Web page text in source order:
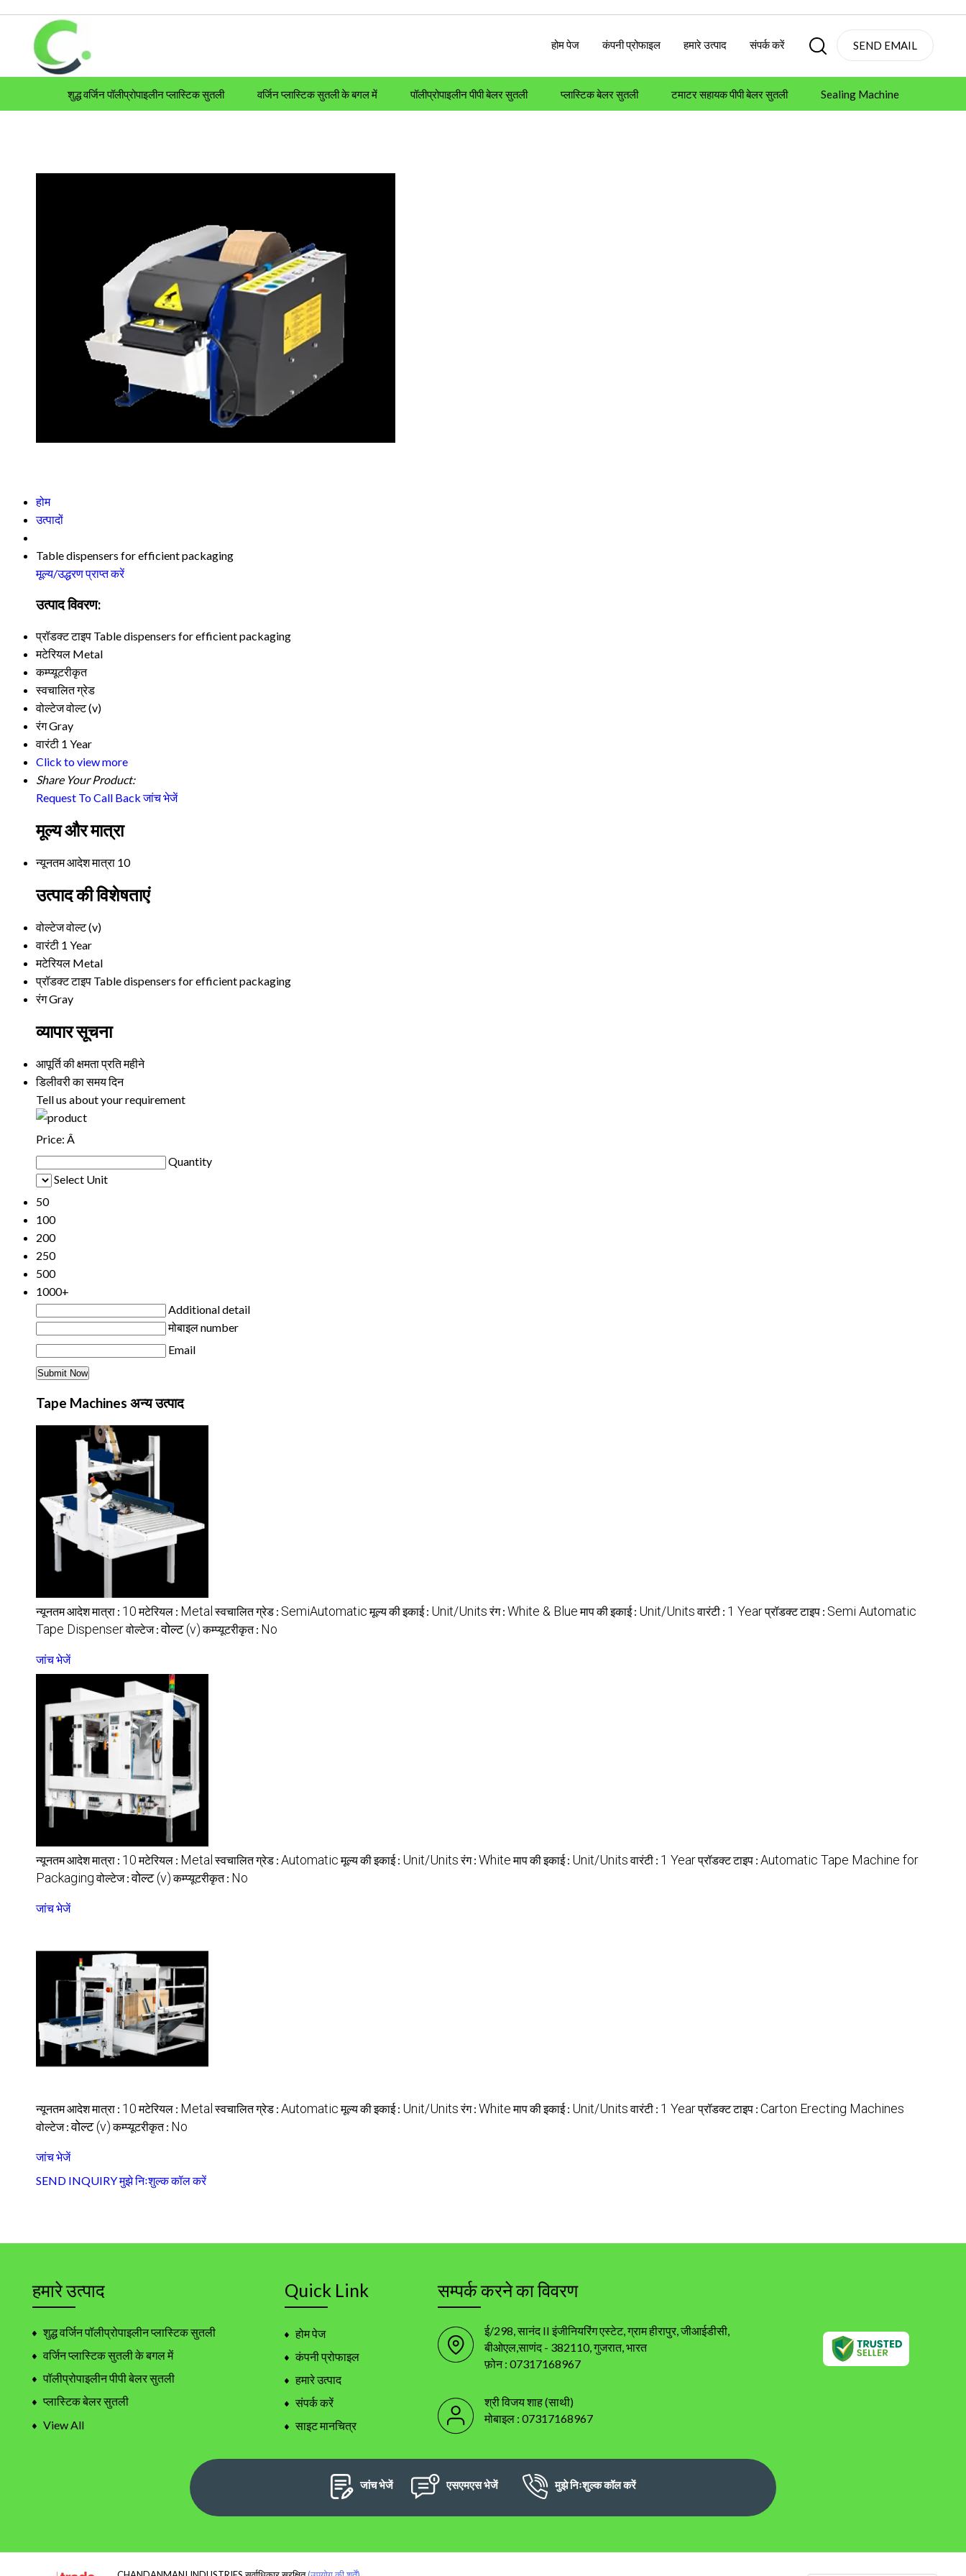
होम पेज कंपनी प्रोफाइल हमारे उत्पाद संपर्क करें SEND EMAIL
शुद्ध वर्जिन पॉलीप्रोपाइलीन प्लास्टिक सुतली वर्जिन प्लास्टिक सुतली के बगल में पॉलीप्रोपाइलीन पीपी बेलर सुतली प्लास्टिक बेलर सुतली टमाटर सहायक पीपी बेलर सुतली Sealing Machine
होम
उत्पादों
Table dispensers for efficient packaging
मूल्य/उद्धरण प्राप्त करें
उत्पाद विवरण:
प्रॉडक्ट टाइप Table dispensers for efficient packaging
मटेरियल Metal
कम्प्यूटरीकृत
स्वचालित ग्रेड
वोल्टेजवोल्ट (v)
रंगGray
वारंटी 1 Year
Click to view more
Share Your Product:
Request To Call Back जांच भेजें
मूल्य और मात्रा
न्यूनतम आदेश मात्रा 10
उत्पाद की विशेषताएं
वोल्टेजवोल्ट (v)
वारंटी 1 Year
मटेरियल Metal
प्रॉडक्ट टाइप Table dispensers for efficient packaging
रंगGray
व्यापार सूचना
आपूर्ति की क्षमताप्रति महीने
डिलीवरी का समयदिन
Tell us about your requirement
Price: Â
Quantity
Select Unit
50
100
200
250
500
1000+
Additional detail
मोबाइल number
Email
Tape Machines अन्य उत्पाद
न्यूनतम आदेश मात्रा : 10 मटेरियल : Metal स्वचालित ग्रेड : SemiAutomatic मूल्य की इकाई : Unit/Units रंग : White & Blue माप की इकाई : Unit/Units वारंटी : 1 Yearप्रॉडक्ट टाइप : Semi Automatic
Tape Dispenserवोल्टेज :वोल्ट (v) कम्प्यूटरीकृत : No
जांच भेजें
न्यूनतम आदेश मात्रा : 10 मटेरियल : Metal स्वचालित ग्रेड : Automatic मूल्य की इकाई : Unit/Units रंग : White माप की इकाई : Unit/Units वारंटी : 1 Yearप्रॉडक्ट टाइप : Automatic Tape Machine for
Packaging वोल्टेज :वोल्ट (v) कम्प्यूटरीकृत : No
जांच भेजें
न्यूनतम आदेश मात्रा : 10 मटेरियल : Metal स्वचालित ग्रेड : Automatic मूल्य की इकाई : Unit/Units रंग : White माप की इकाई : Unit/Units वारंटी : 1 Yearप्रॉडक्ट टाइप : Carton Erecting Machines
वोल्टेज :वोल्ट (v) कम्प्यूटरीकृत : No
जांच भेजें
SEND INQUIRYमुझे निःशुल्क कॉल करें
हमारे उत्पाद
शुद्ध वर्जिन पॉलीप्रोपाइलीन प्लास्टिक सुतली
वर्जिन प्लास्टिक सुतली के बगल में
पॉलीप्रोपाइलीन पीपी बेलर सुतली
प्लास्टिक बेलर सुतली
टमाटर सहायक पीपी बेलर सुतली
View All
Quick Link
होम पेज
कंपनी प्रोफाइल
हमारे उत्पाद
संपर्क करें
साइट मानचित्र
सम्पर्क करने का विवरण
ई/298, सानंद II इंजीनियरिंग एस्टेट, ग्राम हीरापुर, जीआईडीसी,
बीओएल,साणंद - 382110, गुजरात, भारत
फ़ोन :07317168967
श्री विजय शाह(साथी)
मोबाइल :07317168967
जांच भेजें एसएमएस भेजें मुझे निःशुल्क कॉल करें